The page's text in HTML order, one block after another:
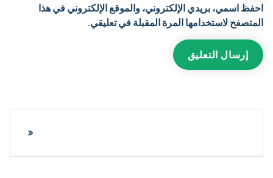
احفظ اسمي، بريدي الإلكتروني، والموقع الإلكتروني في هذا
المتصفح لاستخدامها المرة المقبلة في تعليقي.